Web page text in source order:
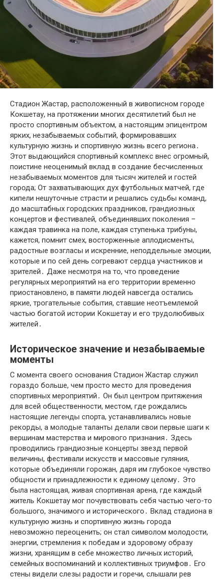
Стадион Жастар, расположенный в живописном городе
Кокшетау, на протяжении многих десятилетий был не
просто спортивным объектом, а настоящим эпицентром
ярких, незабываемых событий, формировавших
культурную жизнь и спортивную жизнь всего региона․
Этот выдающийся спортивный комплекс внес огромный,
поистине неоценимый вклад в создание бесчисленных
незабываемых моментов для тысяч жителей и гостей
города; От захватывающих дух футбольных матчей, где
кипели нешуточные страсти и решались судьбы команд,
до масштабных городских праздников, грандиозных
концертов и фестивалей, объединявших поколения –
каждая травинка на поле, каждая ступенька трибуны,
кажется, помнит смех, восторженные аплодисменты,
радостные возгласы и искренние, неподдельные эмоции,
которые и по сей день согревают сердца участников и
зрителей․ Даже несмотря на то, что проведение
регулярных мероприятий на его территории временно
приостановлено, в памяти людей навсегда остались
яркие, трогательные события, ставшие неотъемлемой
частью богатой истории Кокшетау и его трудолюбивых
жителей․
Историческое значение и незабываемые
моменты
С момента своего основания Стадион Жастар служил
гораздо больше, чем просто место для проведения
спортивных мероприятий․ Он был центром притяжения
для всей общественности, местом, где рождались
настоящие легенды спорта, устанавливались новые
рекорды, а молодые таланты делали свои первые шаги к
вершинам мастерства и мирового признания․ Здесь
проводились грандиозные концерты звезд первой
величины, фестивали искусств и массовые гуляния,
которые объединяли горожан, даря им глубокое чувство
общности и принадлежности к единому целому․ Это
была настоящая, живая спортивная арена, где каждый
житель Кокшетау мог почувствовать себя частью чего-то
большого, значимого и исторического․ Вклад стадиона в
культурную жизнь и спортивную жизнь города
невозможно переоценить; он стал символом молодости,
энергии, стремления к победам и здоровому образу
жизни, хранящим в себе множество личных историй,
семейных воспоминаний и коллективных триумфов․ Его
стены видели слезы радости и горечи, слышали рев